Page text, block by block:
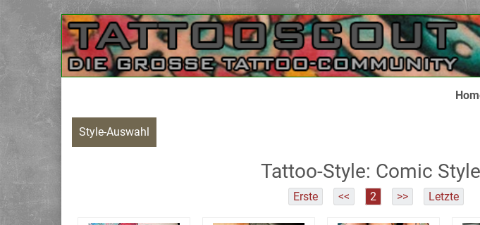
Style-Auswahl
Tattoo-Style: Comic Style
Erste << 2 >> Letzte